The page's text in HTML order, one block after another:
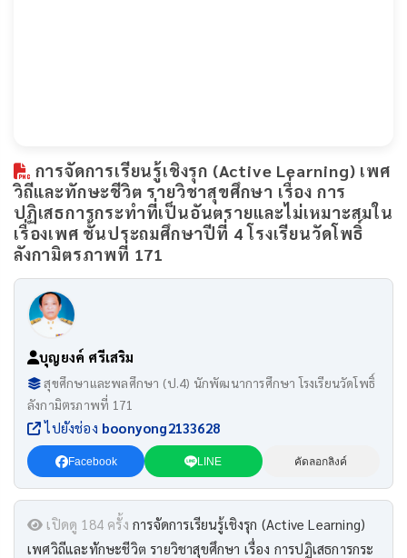
การจัดการเรียนรู้เชิงรุก (Active Learning) เพศ
วิถีและทักษะชีวิต รายวิชาสุขศึกษา เรื่อง การ
ปฏิเสธการกระทำที่เป็นอันตรายและไม่เหมาะสมใน
เรื่องเพศ ชั้นประถมศึกษาปีที่ 4 โรงเรียนวัดโพธิ์
ลังกามิตรภาพที่ 171
บุญยงค์ ศรีเสริม
สุขศึกษาและพลศึกษา (ป.4) นักพัฒนาการศึกษา โรงเรียนวัดโพธิ์
ลังกามิตรภาพที่ 171
ไปยังช่อง boonyong2133628
Facebook LINE คัดลอกลิงค์
เปิดดู 184 ครั้ง การจัดการเรียนรู้เชิงรุก (Active Learning)
เพศวิถีและทักษะชีวิต รายวิชาสุขศึกษา เรื่อง การปฏิเสธการกระ